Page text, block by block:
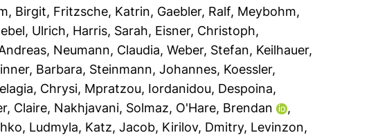
Birgit, Fritzsche, Katrin, Gaebler, Ralf, Meybohm,
Ulrich, Harris, Sarah, Eisner, Christoph,
, Neumann, Claudia,Weber, Stefan, Keilhauer,
Barbara, Steinmann, Johannes, Koessler,
, Chrysi, Mpratzou, Iordanidou, Despoina,
Claire, Nakhjavani, Solmaz, O'Hare, Brendan
,
Ludmyla, Katz, Jacob, Kirilov, Dmitry, Levinzon,